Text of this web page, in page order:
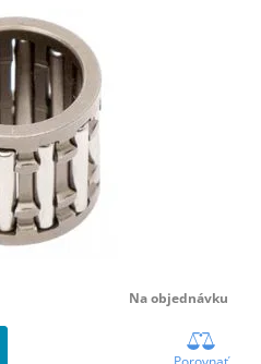
Na objednávku